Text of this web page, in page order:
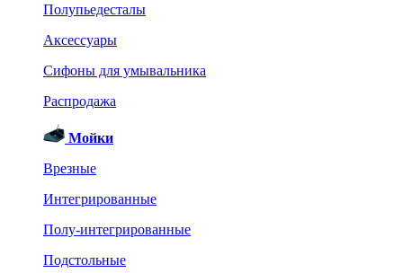
Полупьедесталы
Аксессуары
Сифоны для умывальника
Распродажа
Мойки
Врезные
Интегрированные
Полу-интегрированные
Подстольные